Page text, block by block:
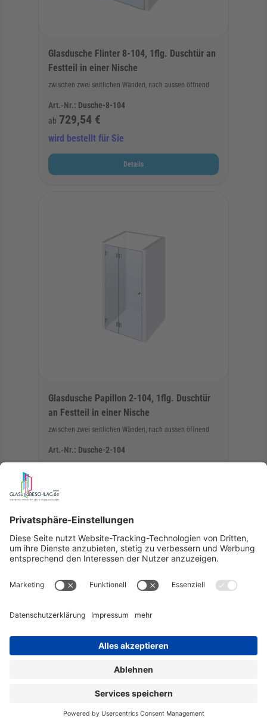
Glasdusche Flinter 8-104, 1flg. Duschtür an
Festteil in einer Nische
zwischen zwei seitlichen Wänden, nach aussen öffnend
Art.-Nr.: Dusche-8-104
ab 729,54 €
wird bestellt für Sie
Details
Glasdusche Papillon 2-104, 1flg. Duschtür
an Festteil in einer Nische
zwischen zwei seitlichen Wänden, nach aussen öffnend
Art.-Nr.: Dusche-2-104
wird bestellt für Sie
Details